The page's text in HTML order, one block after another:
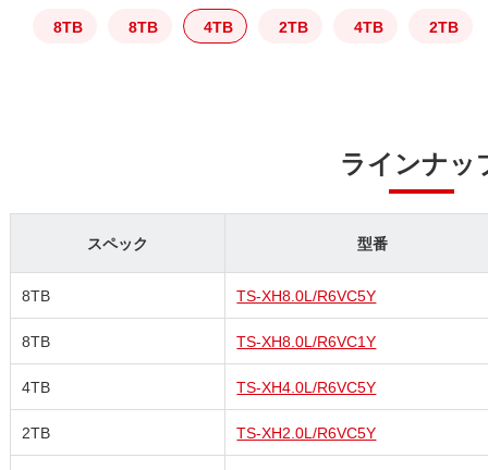
8TB 8TB 4TB 2TB 4TB 2TB
ラインナッ
スペック 型番
8TB TS-XH8.0L/R6VC5Y
8TB TS-XH8.0L/R6VC1Y
4TB TS-XH4.0L/R6VC5Y
2TB TS-XH2.0L/R6VC5Y